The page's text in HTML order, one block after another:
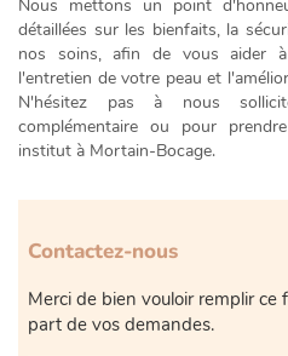
Nous mettons un point
détaillées sur les bienfaits, la
nos soins, afin de vous aider
l'entretien de votre peau et
N'hésitez pas à nous
complémentaire ou pour
institut à Mortain-Bocage.
Contactez-nous
Merci de bien vouloir remplir ce
part de vos demandes.